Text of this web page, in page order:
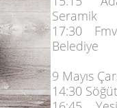
Seramik
17:30
Belediye
9 Mayıs
14:30